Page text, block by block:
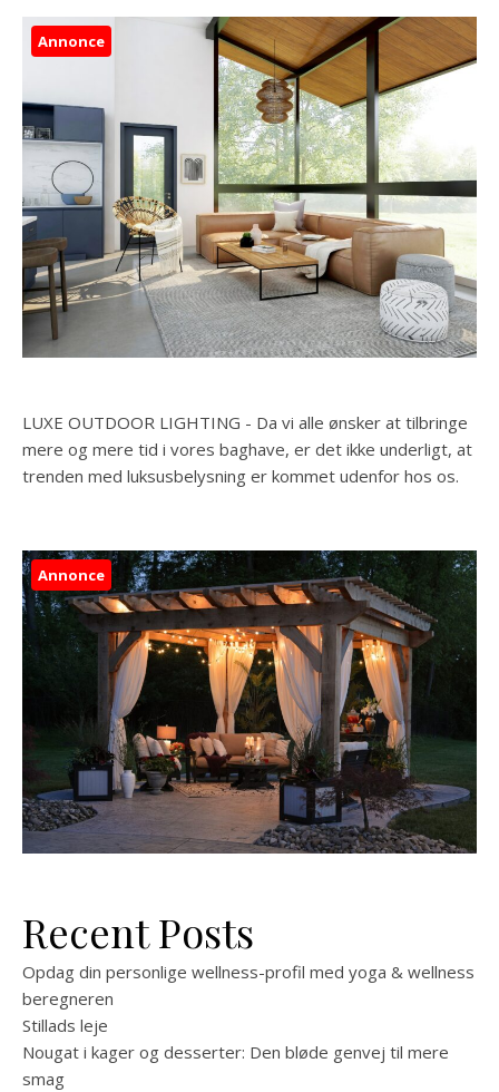
Annonce
LUXE OUTDOOR LIGHTING - Da vi alle ønsker at tilbringe
mere og mere tid i vores baghave, er det ikke underligt, at
trenden med luksusbelysning er kommet udenfor hos os.
Annonce
Recent Posts
Opdag din personlige wellness-profil med yoga & wellness
beregneren
Stillads leje
Nougat i kager og desserter: Den bløde genvej til mere
smag